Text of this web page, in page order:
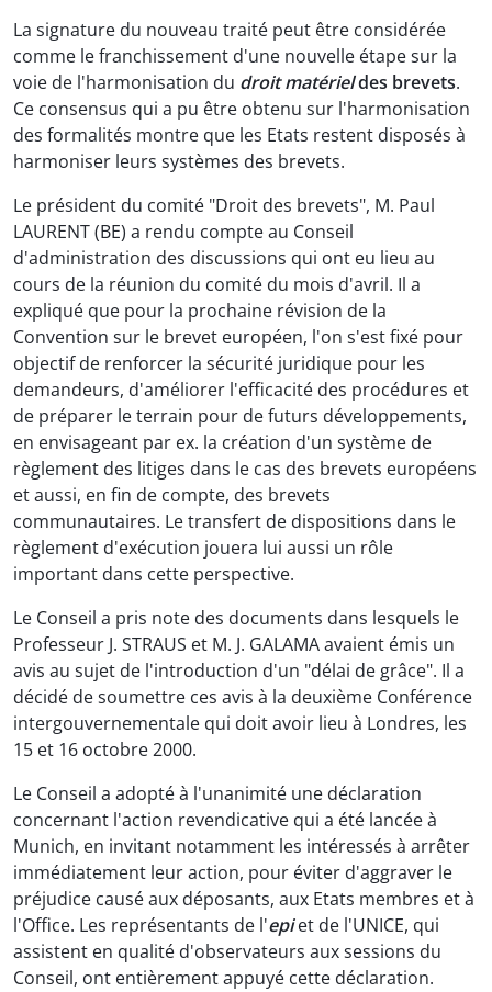
La signature du nouveau traité peut être considérée
comme le franchissement d'une nouvelle étape sur la
voie de l'harmonisation du droit matérieldes brevets.
Ce consensus qui a pu être obtenu sur l'harmonisation
des formalités montre que les Etats restent disposés à
harmoniser leurs systèmes des brevets.
Le président du comité "Droit des brevets", M. Paul
LAURENT (BE) a rendu compte au Conseil
d'administration des discussions qui ont eu lieu au
cours de la réunion du comité du mois d'avril. Il a
expliqué que pour la prochaine révision de la
Convention sur le brevet européen, l'on s'est fixé pour
objectif de renforcer la sécurité juridique pour les
demandeurs, d'améliorer l'efficacité des procédures et
de préparer le terrain pour de futurs développements,
en envisageant par ex. la création d'un système de
règlement des litiges dans le cas des brevets européens
et aussi, en fin de compte, des brevets
communautaires. Le transfert de dispositions dans le
règlement d'exécution jouera lui aussi un rôle
important dans cette perspective.
Le Conseil a pris note des documents dans lesquels le
Professeur J. STRAUS et M. J. GALAMA avaient émis un
avis au sujet de l'introduction d'un "délai de grâce". Il a
décidé de soumettre ces avis à la deuxième Conférence
intergouvernementale qui doit avoir lieu à Londres, les
15 et 16 octobre 2000.
Le Conseil a adopté à l'unanimité une déclaration
concernant l'action revendicative qui a été lancée à
Munich, en invitant notamment les intéressés à arrêter
immédiatement leur action, pour éviter d'aggraver le
préjudice causé aux déposants, aux Etats membres et à
l'Office. Les représentants de l'epiet de l'UNICE, qui
assistent en qualité d'observateurs aux sessions du
Conseil, ont entièrement appuyé cette déclaration.